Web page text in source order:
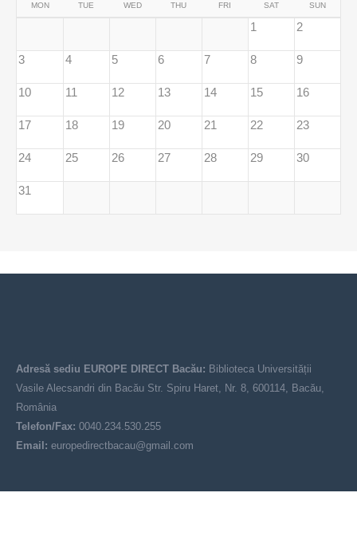
MON TUE WED THU FRI SAT SUN
1 2
3 4 5 6 7 8 9
10 11 12 13 14 15 16
17 18 19 20 21 22 23
24 25 26 27 28 29 30
31
Adresă sediu EUROPE DIRECT Bacău: Biblioteca Universității
Vasile Alecsandri din Bacău Str. Spiru Haret, Nr. 8, 600114, Bacău,
România
Telefon/Fax: 0040.234.530.255
Email: europedirectbacau@gmail.com